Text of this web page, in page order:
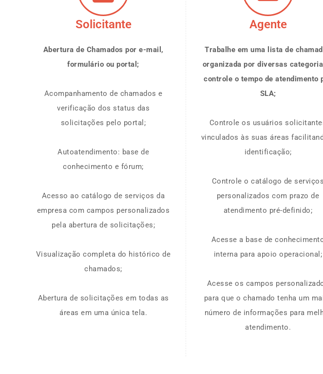
Solicitante
Abertura de Chamados por e-mail,
formulário ou portal;
Acompanhamento de chamados e
verificação dos status das
solicitações pelo portal;
Autoatendimento: base de
conhecimento e fórum;
Acesso ao catálogo de serviços da
empresa com campos personalizados
pela abertura de solicitações;
Visualização completa do histórico de
chamados;
Abertura de solicitações em todas as
áreas em uma única tela.
Agente
Trabalhe em uma lista de
organizada por diversas
controle o tempo de atendimento
SLA;
Controle os usuários
vinculados às suas áreas
identificação;
Controle o catálogo de serviços
personalizados com prazo de
atendimento pré-definido;
Acesse a base de
interna para apoio operacional;
Acesse os campos
para que o chamado tenha um
número de informações para
atendimento.